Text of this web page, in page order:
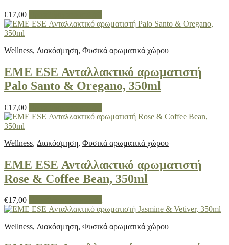
€17,00
Wellness, Διακόσμηση, Φυσικά αρωματικά χώρου
EME ESE Ανταλλακτικό αρωματιστή
Palo Santo & Oregano, 350ml
€17,00
Wellness, Διακόσμηση, Φυσικά αρωματικά χώρου
EME ESE Ανταλλακτικό αρωματιστή
Rose & Coffee Bean, 350ml
€17,00
Wellness, Διακόσμηση, Φυσικά αρωματικά χώρου